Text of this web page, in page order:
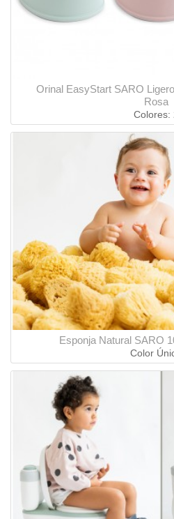
Orinal EasyStart SARO
Rosa
Colores:
Esponja Natural SARO
Color